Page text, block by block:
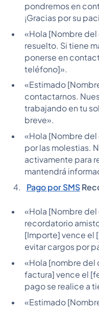
pondremos en
¡Gracias por su
«Hola [Nombre
resuelto. Si tiene
ponerse en
teléfono]».
«Estimado
contactarnos.
trabajando en tu
breve».
«Hola [Nombre
por las molestias.
activamente para
mantendrá
Pago por SMS
«Hola [Nombre
recordatorio
[Importe] vence el
evitar cargos por
«Hola [nombre del
factura] vence el
pago se realice a
«Estimado